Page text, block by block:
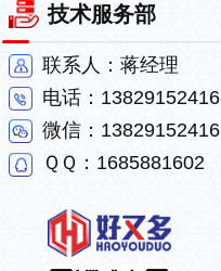
技术服务部
联系人：蒋经理
电话：13829152416
微信：13829152416
ＱＱ：1685881602